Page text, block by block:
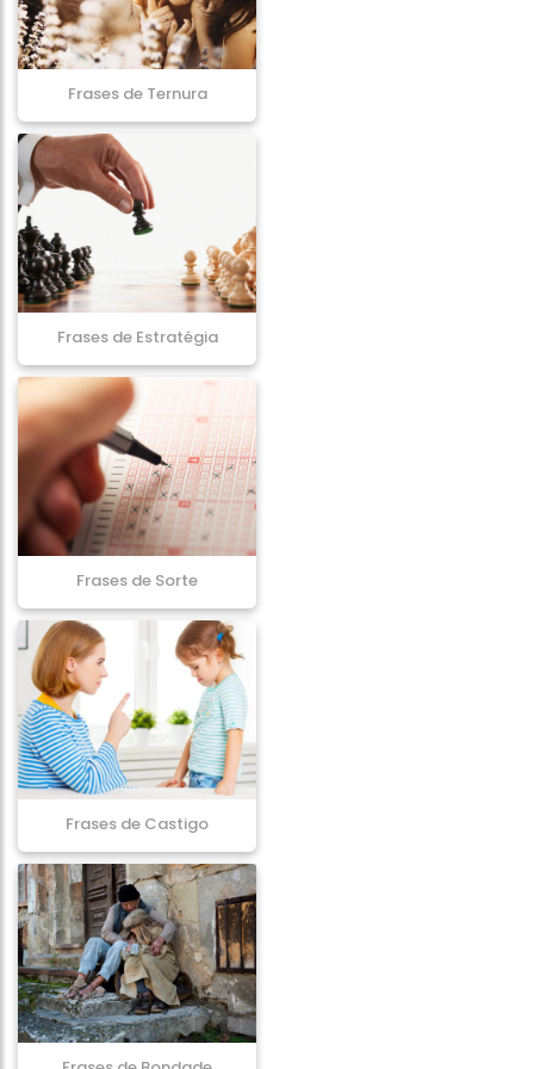
Frases de Ternura
Frases de Estratégia
Frases de Sorte
Frases de Castigo